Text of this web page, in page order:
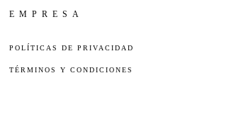
EMPRESA
POLÍTICAS DE PRIVACIDAD
TÉRMINOS Y CONDICIONES